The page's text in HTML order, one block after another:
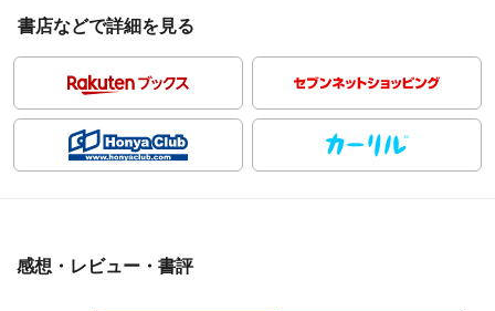
書店などで詳細を見る
感想・レビュー・書評